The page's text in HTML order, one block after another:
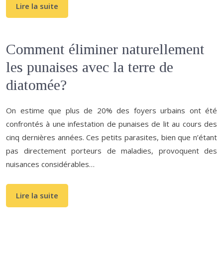
Lire la suite
Comment éliminer naturellement
les punaises avec la terre de
diatomée?
On estime que plus de 20% des foyers urbains ont été
confrontés à une infestation de punaises de lit au cours des
cinq dernières années. Ces petits parasites, bien que n’étant
pas directement porteurs de maladies, provoquent des
nuisances considérables…
Lire la suite